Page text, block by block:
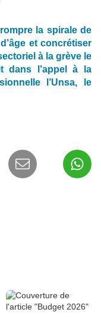
la spirale de
et concrétiser
à la grève le
dans l’appel à la
l’Unsa, le